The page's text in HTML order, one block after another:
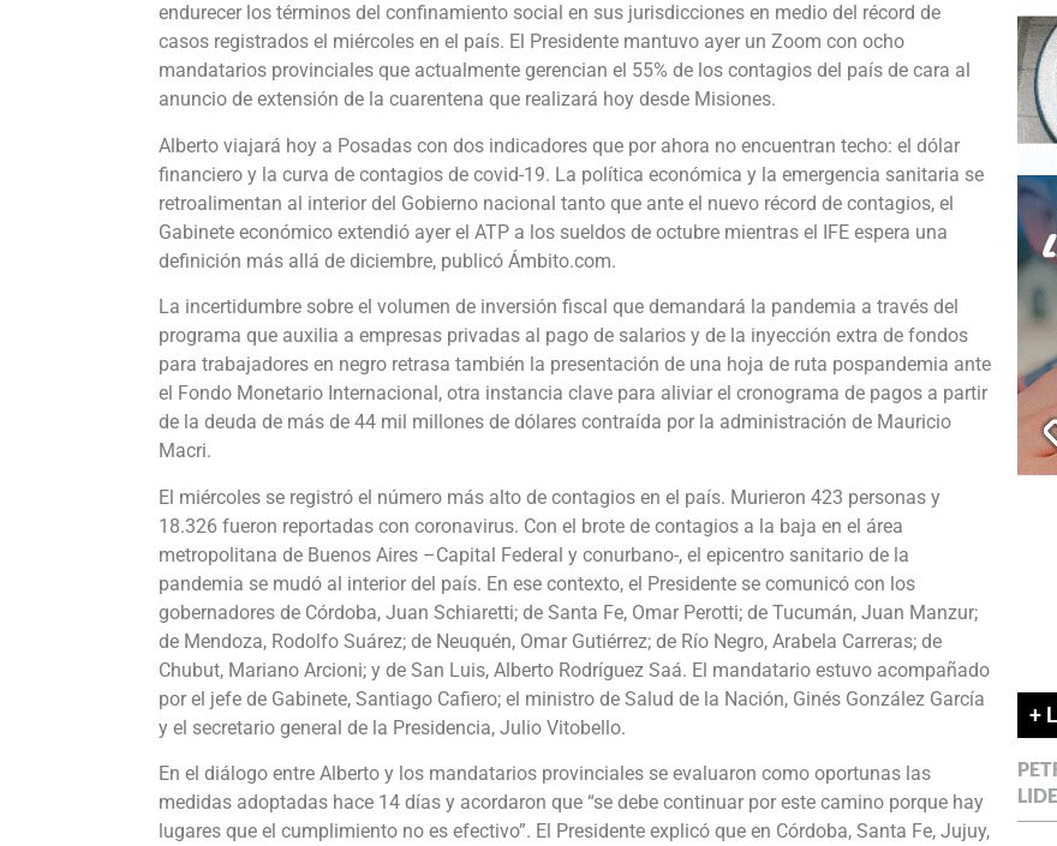
endurecer los términos del confinamiento social en sus jurisdicciones en medio del récord de
casos registrados el miércoles en el país. El Presidente mantuvo ayer un Zoom con ocho
mandatarios provinciales que actualmente gerencian el 55% de los contagios del país de cara al
anuncio de extensión de la cuarentena que realizará hoy desde Misiones.
Alberto viajará hoy a Posadas con dos indicadores que por ahora no encuentran techo: el dólar
financiero y la curva de contagios de covid-19. La política económica y la emergencia sanitaria se
retroalimentan al interior del Gobierno nacional tanto que ante el nuevo récord de contagios, el
Gabinete económico extendió ayer el ATP a los sueldos de octubre mientras el IFE espera una
definición más allá de diciembre, publicó Ámbito.com.
La incertidumbre sobre el volumen de inversión fiscal que demandará la pandemia a través del
programa que auxilia a empresas privadas al pago de salarios y de la inyección extra de fondos
para trabajadores en negro retrasa también la presentación de una hoja de ruta pospandemia ante
el Fondo Monetario Internacional, otra instancia clave para aliviar el cronograma de pagos a partir
de la deuda de más de 44 mil millones de dólares contraída por la administración de Mauricio
Macri.
El miércoles se registró el número más alto de contagios en el país. Murieron 423 personas y
18.326 fueron reportadas con coronavirus. Con el brote de contagios a la baja en el área
metropolitana de Buenos Aires –Capital Federal y conurbano-, el epicentro sanitario de la
pandemia se mudó al interior del país. En ese contexto, el Presidente se comunicó con los
gobernadores de Córdoba, Juan Schiaretti; de Santa Fe, Omar Perotti; de Tucumán, Juan Manzur;
de Mendoza, Rodolfo Suárez; de Neuquén, Omar Gutiérrez; de Río Negro, Arabela Carreras; de
Chubut, Mariano Arcioni; y de San Luis, Alberto Rodríguez Saá. El mandatario estuvo acompañado
por el jefe de Gabinete, Santiago Cafiero; el ministro de Salud de la Nación, Ginés González García
y el secretario general de la Presidencia, Julio Vitobello.
En el diálogo entre Alberto y los mandatarios provinciales se evaluaron como oportunas las
medidas adoptadas hace 14 días y acordaron que “se debe continuar por este camino porque hay
lugares que el cumplimiento no es efectivo”. El Presidente explicó que en Córdoba, Santa Fe, Jujuy,
+